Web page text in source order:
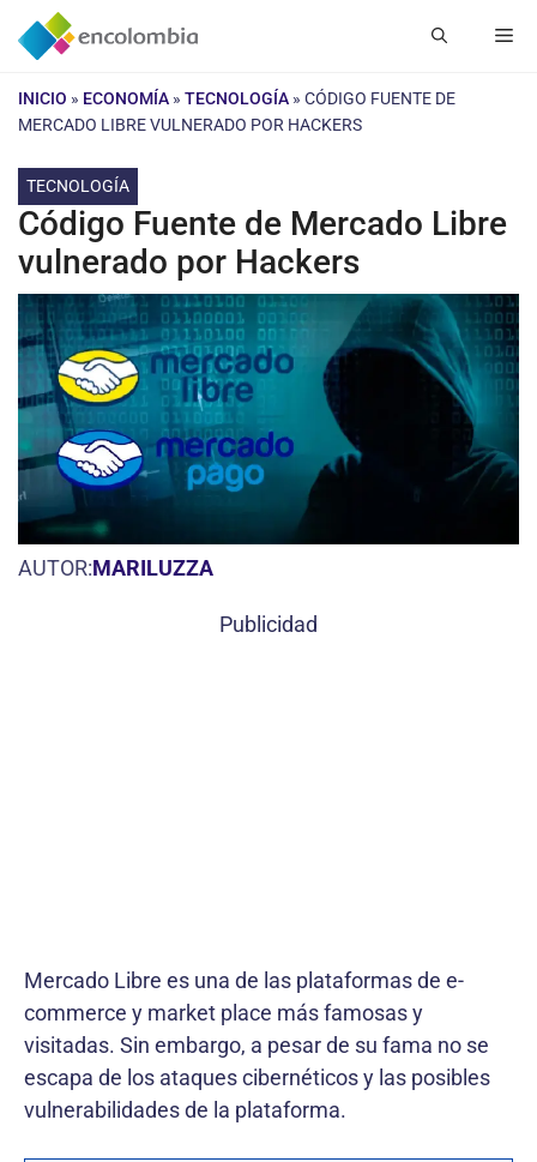
Saltar
INICIO » ECONOMÍA » TECNOLOGÍA » CÓDIGO FUENTE DE
MERCADO LIBRE VULNERADO POR HACKERS
TECNOLOGÍA
Código Fuente de Mercado Libre
vulnerado por Hackers
AUTOR:MARILUZZA
Publicidad
Mercado Libre es una de las plataformas de e-
commerce y market place más famosas y
visitadas. Sin embargo, a pesar de su fama no se
escapa de los ataques cibernéticos y las posibles
vulnerabilidades de la plataforma.